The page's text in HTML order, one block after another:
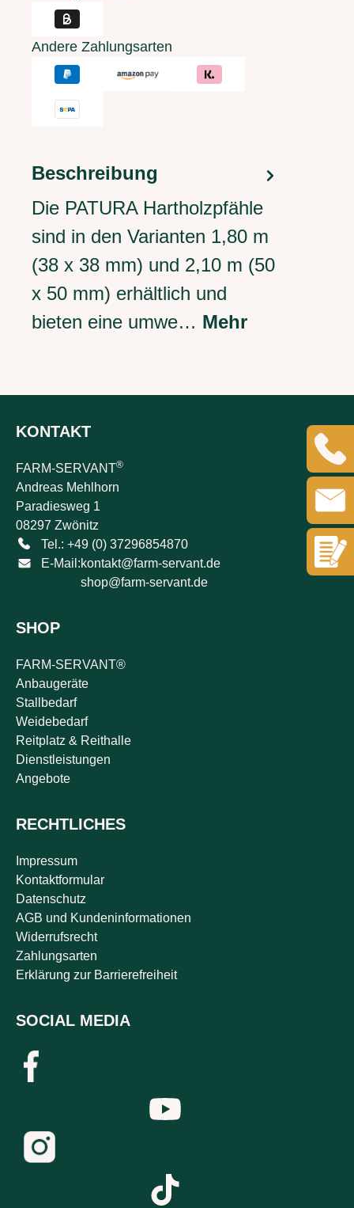
Andere Zahlungsarten
Beschreibung
Die PATURA Hartholzpfähle
sind in den Varianten 1,80 m
(38 x 38 mm) und 2,10 m (50
x 50 mm) erhältlich und
bieten eine umwe… Mehr
KONTAKT
FARM-SERVANT®
Andreas Mehlhorn
Paradiesweg 1
08297 Zwönitz
Tel.: +49 (0) 37296854870
E-Mail:kontakt@farm-servant.de
shop@farm-servant.de
SHOP
FARM-SERVANT®
Anbaugeräte
Stallbedarf
Weidebedarf
Reitplatz & Reithalle
Dienstleistungen
Angebote
RECHTLICHES
Impressum
Kontaktformular
Datenschutz
AGB und Kundeninformationen
Widerrufsrecht
Zahlungsarten
Erklärung zur Barrierefreiheit
SOCIAL MEDIA